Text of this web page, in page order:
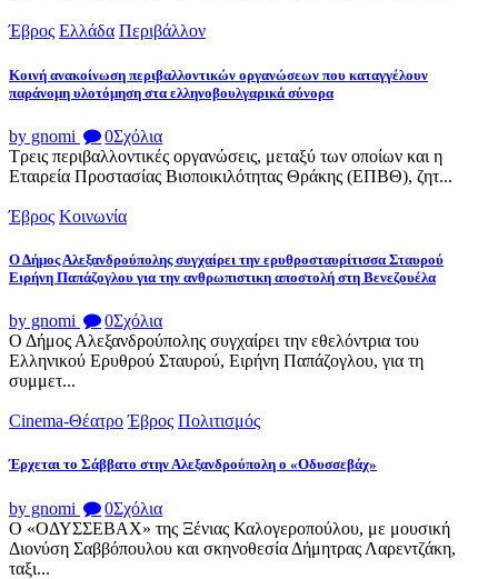
Έβρος Ελλάδα Περιβάλλον
Κοινή ανακοίνωση περιβαλλοντικών οργανώσεων που καταγγέλουν
παράνομη υλοτόμηση στα ελληνοβουλγαρικά σύνορα
by gnomi 0Σχόλια
Τρεις περιβαλλοντικές οργανώσεις, μεταξύ των οποίων και η
Εταιρεία Προστασίας Βιοποικιλότητας Θράκης (ΕΠΒΘ), ζητ...
Έβρος Κοινωνία
Ο Δήμος Αλεξανδρούπολης συγχαίρει την ερυθροσταυρίτισσα Σταυρού
Ειρήνη Παπάζογλου για την ανθρωπιστικη αποστολή στη Βενεζουέλα
by gnomi 0Σχόλια
Ο Δήμος Αλεξανδρούπολης συγχαίρει την εθελόντρια του
Ελληνικού Ερυθρού Σταυρού, Ειρήνη Παπάζογλου, για τη
συμμετ...
Cinema-Θέατρο Έβρος Πολιτισμός
Έρχεται το Σάββατο στην Αλεξανδρούπολη ο «Οδυσσεβάχ»
by gnomi 0Σχόλια
Ο «ΟΔΥΣΣΕΒΑΧ» της Ξένιας Καλογεροπούλου, με μουσική
Διονύση Σαββόπουλου και σκηνοθεσία Δήμητρας Λαρεντζάκη,
ταξι...